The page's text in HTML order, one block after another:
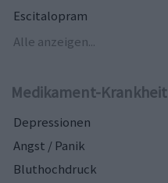
Escitalopram
Alle anzeigen...
Medikament-Krankheit
Depressionen
Angst / Panik
Bluthochdruck